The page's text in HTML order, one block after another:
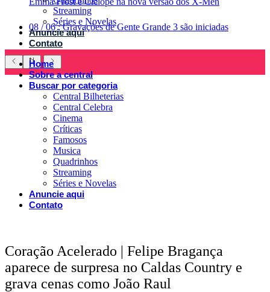
08 / 06 : Gravações de Gente Grande 3 são iniciadas
Streaming
Séries e Novelas
Anuncie aqui
Contato
Home
Sobre a central
Buscar por categoria
Central Bilheterias
Central Celebra
Cinema
Críticas
Famosos
Musica
Quadrinhos
Streaming
Séries e Novelas
Anuncie aqui
Contato
Coração Acelerado | Felipe Bragança
aparece de surpresa no Caldas Country e
grava cenas como João Raul